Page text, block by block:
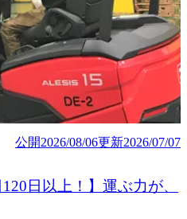
公開2026/08/06更新2026/07/07
日以上！】運ぶ力が、